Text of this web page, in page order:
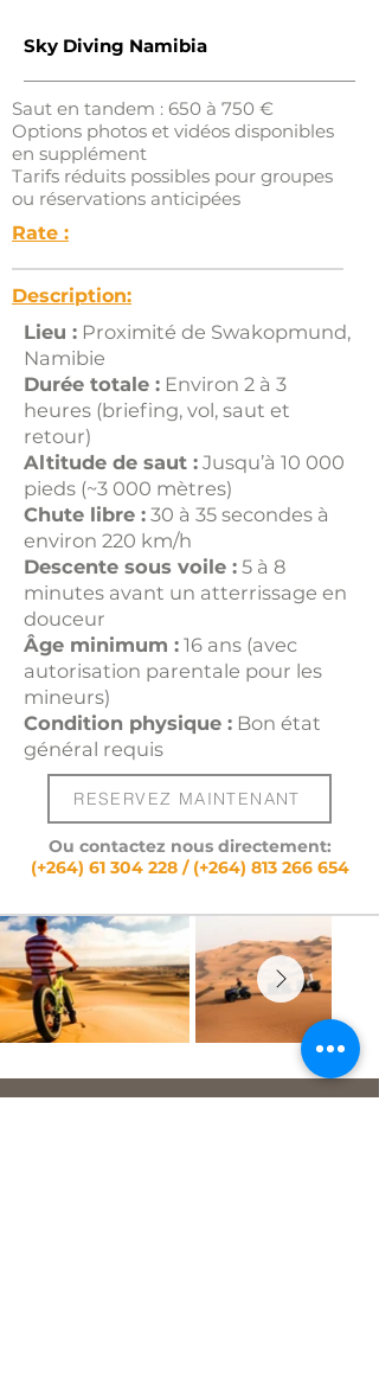
Sky Diving Namibia
Saut en tandem : 650 à 750 €
Options photos et vidéos disponibles
en supplément
Tarifs réduits possibles pour groupes
ou réservations anticipées
Rate :
Description:
Lieu : Proximité de Swakopmund,
Namibie
Durée totale : Environ 2 à 3
heures (briefing, vol, saut et
retour)
Altitude de saut : Jusqu’à 10 000
pieds (~3 000 mètres)
Chute libre : 30 à 35 secondes à
environ 220 km/h
Descente sous voile : 5 à 8
minutes avant un atterrissage en
douceur
Âge minimum : 16 ans (avec
autorisation parentale pour les
mineurs)
Condition physique : Bon état
général requis
RESERVEZ MAINTENANT
Ou contactez nous directement:
(+264) 61 304 228/ (+264) 813 266 654